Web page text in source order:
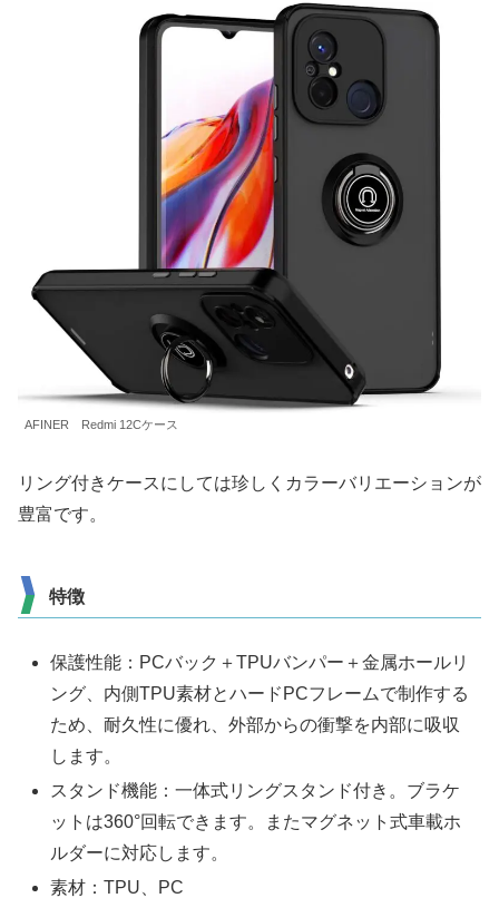
AFINER Redmi 12Cケース
リング付きケースにしては珍しくカラーバリエーションが
豊富です。
特徴
保護性能：PCバック＋TPUバンパー＋金属ホールリ
ング、内側TPU素材とハードPCフレームで制作する
ため、耐久性に優れ、外部からの衝撃を内部に吸収
します。
スタンド機能：一体式リングスタンド付き。ブラケ
ットは360°回転できます。またマグネット式車載ホ
ルダーに対応します。
素材：TPU、PC